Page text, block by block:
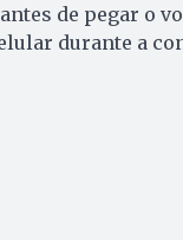
de pegar o
durante a